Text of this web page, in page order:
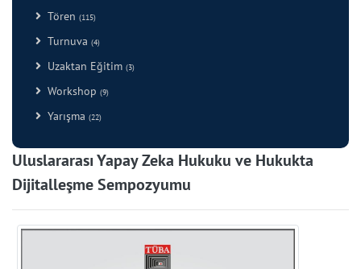
Tören (115)
Turnuva (4)
Uzaktan Eğitim (3)
Workshop (9)
Yarışma (22)
Uluslararası Yapay Zeka Hukuku ve Hukukta
Dijitalleşme Sempozyumu